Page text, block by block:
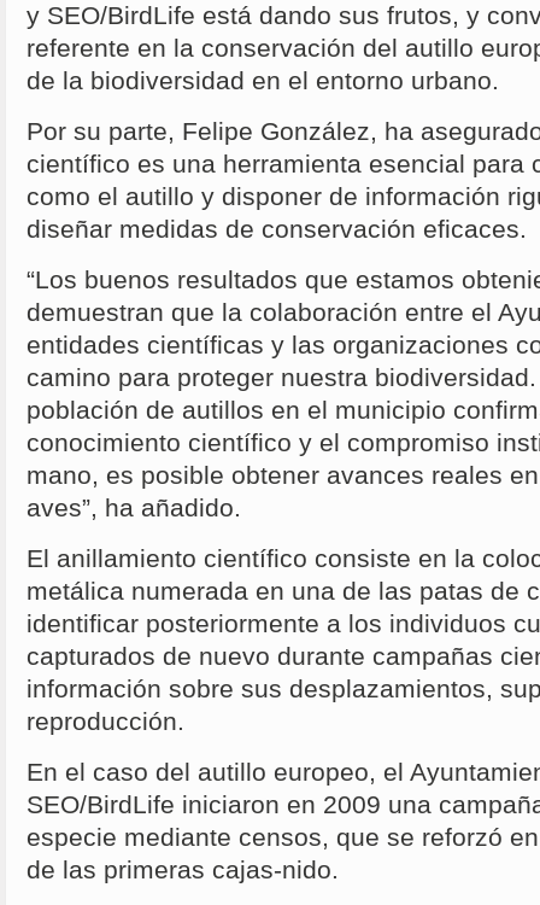
y SEO/BirdLife está dando sus frutos, y
referente en la conservación del autillo
de la biodiversidad en el entorno urbano.
Por su parte, Felipe González, ha
científico es una herramienta esencial para
como el autillo y disponer de información
diseñar medidas de conservación eficaces.
“Los buenos resultados que estamos
demuestran que la colaboración entre el
entidades científicas y las organizaciones
camino para proteger nuestra
población de autillos en el municipio
conocimiento científico y el compromiso
mano, es posible obtener avances reales
aves”, ha añadido.
El anillamiento científico consiste en la
metálica numerada en una de las patas de
identificar posteriormente a los individuos
capturados de nuevo durante campañas
información sobre sus desplazamientos,
reproducción.
En el caso del autillo europeo, el
SEO/BirdLife iniciaron en 2009 una
especie mediante censos, que se reforzó
de las primeras cajas-nido.